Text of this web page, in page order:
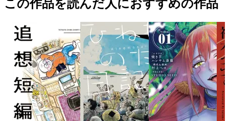
この作品を読んだ人におすすめの作品